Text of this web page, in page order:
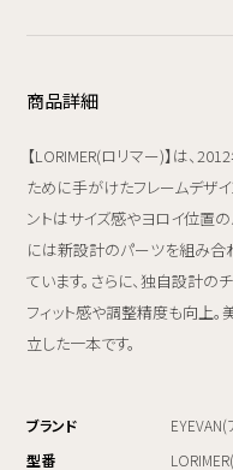
商品詳細
【LORIMER(ロリマー)】は、
ために手がけたフレームデザ
ントはサイズ感やヨロイ位置
には新設計のパーツを組み合
ています。さらに、独自設計の
フィット感や調整精度も向上
立した一本です。
ブランド
EYEVAN(
型番